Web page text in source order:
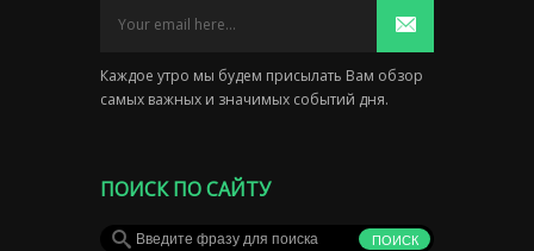
Каждое утро мы будем присылать Вам обзор
самых важных и значимых событий дня.
ПОИСК ПО САЙТУ